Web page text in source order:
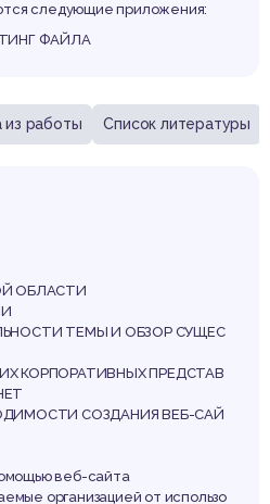
работы Список литературы
ОБЛАСТИ
ТЕМЫ И ОБЗОР СУЩЕС
КОРПОРАТИВНЫХ ПРЕДСТАВ
СОЗДАНИЯ ВЕБ-САЙ
веб-сайта
организацией от использо
следующие приложения:
ФАЙЛА